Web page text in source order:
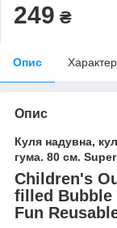
249 ₴
Опис
Опис
Куля надувна,
гума. 80 см.
Children's
filled Bubble
Fun